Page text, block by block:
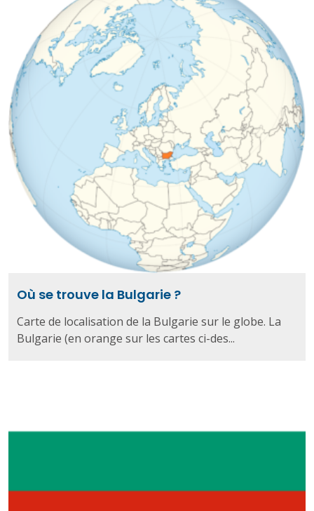
Où se trouve la Bulgarie ?
Carte de localisation de la Bulgarie sur le globe. La
Bulgarie (en orange sur les cartes ci-des...